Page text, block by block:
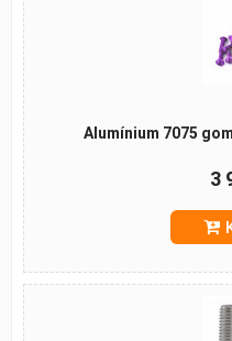
Alumínium 7075
3